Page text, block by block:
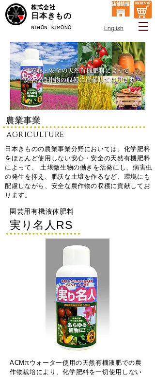
株式会社
日本きもの
NIHON KIMONO English
農業事業
agriculture
日本きものの農業事業分野においては、化学肥料
をほとんど使用しない安心・安全の天然有機肥料
によって、 土壌微生物の働きを活発にし、病害虫
の発生を抑え、肥沃な土壌を作るなど、環境にも
配慮しながら、安全な農作物の収穫に貢献してお
ります。
園芸用有機液体肥料
​実り名人RS
ACMπウォーター使用の天然有機液肥での農
作物栽培により、化学肥料を一切使用しない